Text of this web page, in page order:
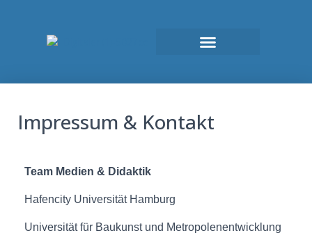
Impressum & Kontakt
Team Medien & Didaktik
Hafencity Universität Hamburg
Universität für Baukunst und Metropolenentwicklung